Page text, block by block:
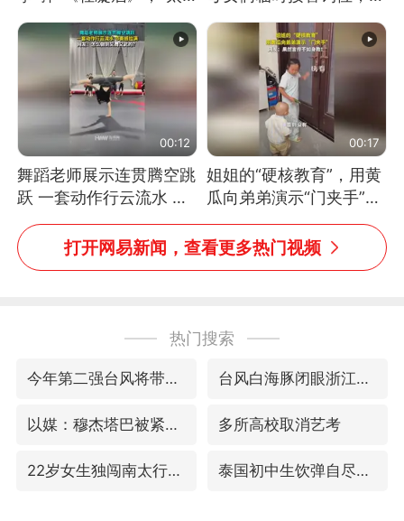
像了～你是吃古筝长大的
吗？”“或将成为首位考级
不带古筝的选手。”（来
源：新华每日电讯）
玩具鱼竿钓上大鱼
00:12
舞蹈老师展示连贯腾空跳
跃 一套动作行云流水 节
奏感拉满 网友：怎么做
到又舞又武的？
00:17
姐姐的“硬核教育”，用黄
瓜向弟弟演示“门夹手”，
网友：果然言传不如身
教！
打开网易新闻，查看更多热门视频
热门搜索
今年第二强台风将带来多大影响 台风白海豚闭眼浙江上海处于危险半圆
以媒：穆杰塔巴被紧急送医情况危急 多所高校取消艺考
22岁女生独闯南太行失联12天 泰国初中生饮弹自尽前开了26枪